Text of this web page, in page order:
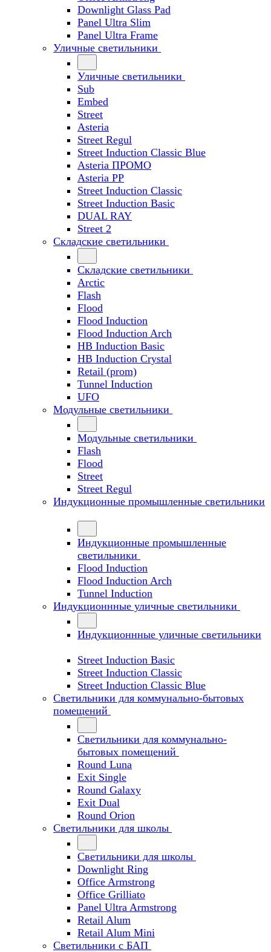
Downlight Glass Pad
Panel Ultra Slim
Panel Ultra Frame
Уличные светильники
Уличные светильники
Sub
Embed
Street
Asteria
Street Regul
Street Induction Classic Blue
Asteria ПРОМО
Asteria PP
Street Induction Classic
Street Induction Basic
DUAL RAY
Street 2
Складские светильники
Складские светильники
Arctic
Flash
Flood
Flood Induction
Flood Induction Arch
HB Induction Basic
HB Induction Crystal
Retail (prom)
Tunnel Induction
UFO
Модульные светильники
Модульные светильники
Flash
Flood
Street
Street Regul
Индукционные промышленные светильники
Индукционные промышленные
светильники
Flood Induction
Flood Induction Arch
Tunnel Induction
Индукционнные уличные светильники
Индукционнные уличные светильники
Street Induction Basic
Street Induction Classic
Street Induction Classic Blue
Светильники для коммунально-бытовых
помещений
Светильники для коммунально-
бытовых помещений
Round Luna
Exit Single
Round Galaxy
Exit Dual
Round Orion
Светильники для школы
Светильники для школы
Downlight Ring
Office Armstrong
Office Grilliato
Panel Ultra Armstrong
Retail Alum
Retail Alum Mini
Светильники с БАП